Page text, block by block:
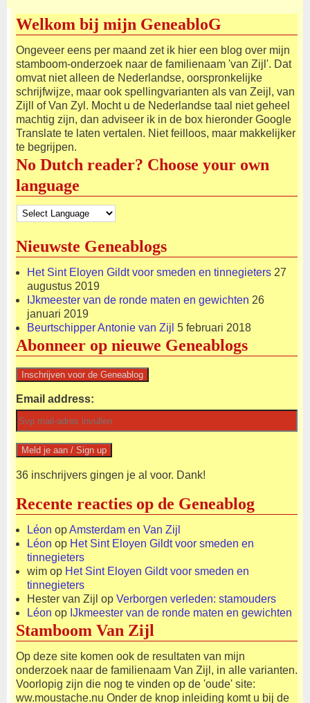
Welkom bij mijn GeneabloG
Ongeveer eens per maand zet ik hier een blog over mijn
stamboom-onderzoek naar de familienaam 'van Zijl'. Dat
omvat niet alleen de Nederlandse, oorspronkelijke
schrijfwijze, maar ook spellingvarianten als van Zeijl, van
Zijll of Van Zyl. Mocht u de Nederlandse taal niet geheel
machtig zijn, dan adviseer ik in de box hieronder Google
Translate te laten vertalen. Niet feilloos, maar makkelijker
te begrijpen.
No Dutch reader? Choose your own
language
Nieuwste Geneablogs
Het Sint Eloyen Gildt voor smeden en tinnegieters 27
augustus 2019
IJkmeester van de ronde maten en gewichten 26
januari 2019
Beurtschipper Antonie van Zijl 5 februari 2018
Abonneer op nieuwe Geneablogs
Email address:
36 inschrijvers gingen je al voor. Dank!
Recente reacties op de Geneablog
Léon opAmsterdam en Van Zijl
Léon op Het Sint Eloyen Gildt voor smeden en
tinnegieters
wim op Het Sint Eloyen Gildt voor smeden en
tinnegieters
Hester van Zijl op Verborgen verleden: stamouders
Léon op IJkmeester van de ronde maten en gewichten
Stamboom Van Zijl
Op deze site komen ook de resultaten van mijn
onderzoek naar de familienaam Van Zijl, in alle varianten.
Voorlopig zijn die nog te vinden op de 'oude' site:
ww.moustache.nu Onder de knop inleiding komt u bij de